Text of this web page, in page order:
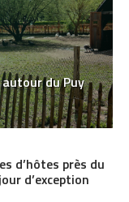
du Puy
d’hôtes près du
d’exception